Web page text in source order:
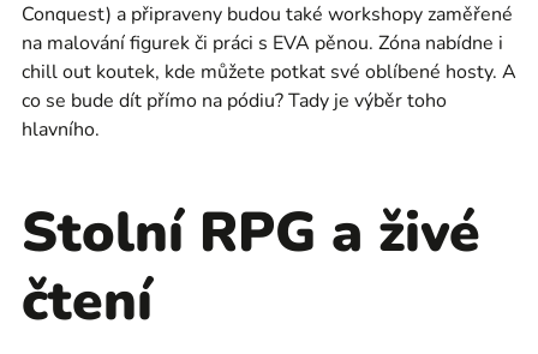
Conquest) a připraveny budou také workshopy zaměřené
na malování figurek či práci s EVA pěnou. Zóna nabídne i
chill out koutek, kde můžete potkat své oblíbené hosty. A
co se bude dít přímo na pódiu? Tady je výběr toho
hlavního.
Stolní RPG a živé
čtení